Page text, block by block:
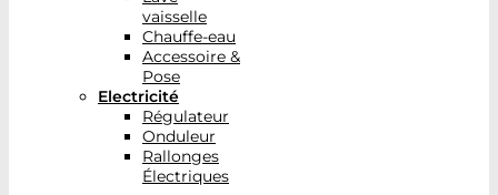
vaisselle
Chauffe-eau
Accessoire &
Pose
Electricité
Régulateur
Onduleur
Rallonges
Électriques